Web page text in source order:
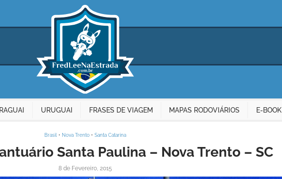
URUGUAI FRASES DE VIAGEM MAPAS RODOVIÁRIOS E-BOOK
Brasil • Nova Trento • Santa Catarina
Santa Paulina – Nova Trento – SC
8 de Fevereiro, 2015